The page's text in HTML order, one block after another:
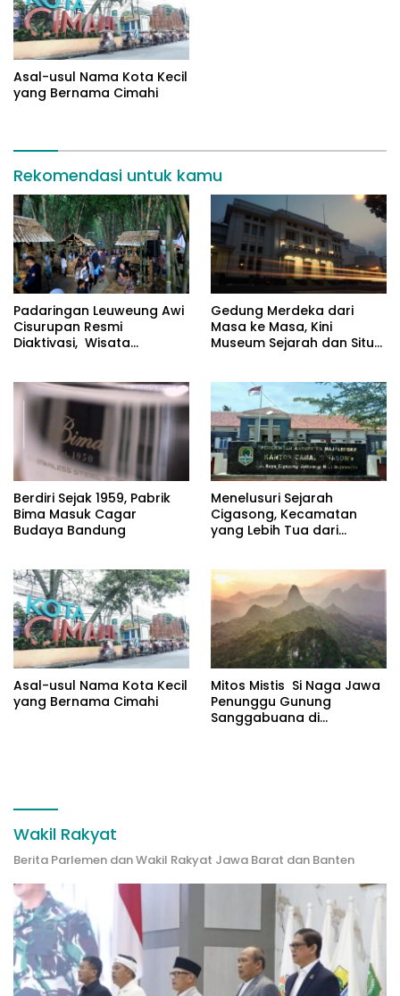
Asal-usul Nama Kota Kecil
yang Bernama Cimahi
Rekomendasi untuk kamu
Padaringan Leuweung Awi
Cisurupan Resmi
Diaktivasi, Wisata
Gedung Merdeka dari
Masa ke Masa, Kini
Museum Sejarah dan Situs
Berdiri Sejak 1959, Pabrik
Bima Masuk Cagar
Budaya Bandung
Menelusuri Sejarah
Cigasong, Kecamatan
yang Lebih Tua dari
Asal-usul Nama Kota Kecil
yang Bernama Cimahi
Mitos Mistis Si Naga Jawa
Penunggu Gunung
Sanggabuana di
Wakil Rakyat
Berita Parlemen dan Wakil Rakyat Jawa Barat dan Banten